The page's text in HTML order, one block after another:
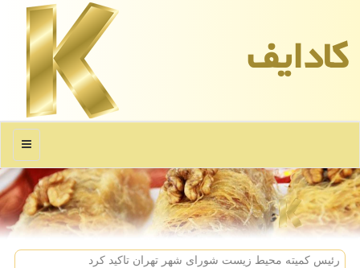
كادایف
منو
رئیس كمیته محیط زیست شورای شهر تهران تاكید كرد